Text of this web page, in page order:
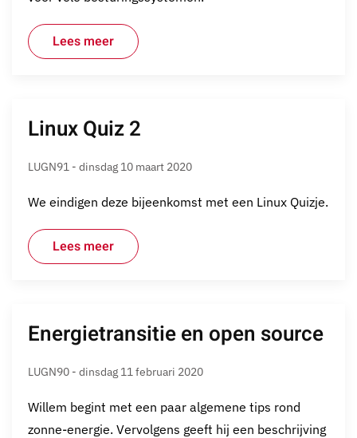
Lees meer
Linux Quiz 2
LUGN91 - dinsdag 10 maart 2020
We eindigen deze bijeenkomst met een Linux Quizje.
Lees meer
Energietransitie en open source
LUGN90 - dinsdag 11 februari 2020
Willem begint met een paar algemene tips rond
zonne-energie. Vervolgens geeft hij een beschrijving